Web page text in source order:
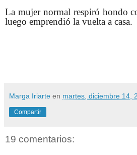
La mujer normal respiró hondo
luego emprendió la vuelta a casa.
Marga Iriarte en martes, diciembre 14,
Compartir
19 comentarios: